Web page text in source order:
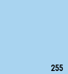
255